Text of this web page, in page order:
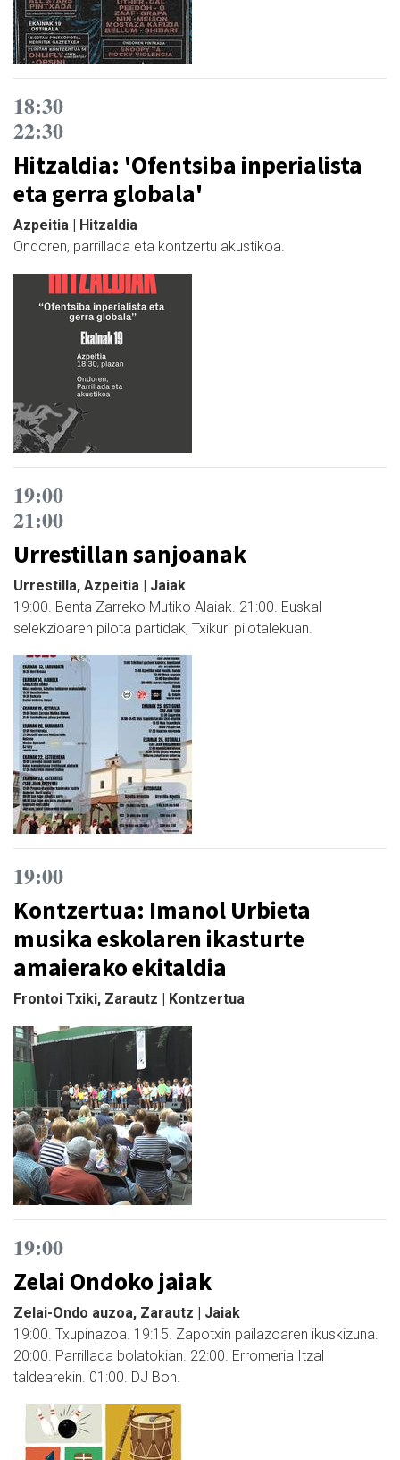
18:30
22:30
Hitzaldia: 'Ofentsiba inperialista
eta gerra globala'
Azpeitia | Hitzaldia
Ondoren, parrillada eta kontzertu akustikoa.
19:00
21:00
Urrestillan sanjoanak
Urrestilla, Azpeitia | Jaiak
19:00. Benta Zarreko Mutiko Alaiak. 21:00. Euskal
selekzioaren pilota partidak, Txikuri pilotalekuan.
19:00
Kontzertua: Imanol Urbieta
musika eskolaren ikasturte
amaierako ekitaldia
Frontoi Txiki, Zarautz | Kontzertua
19:00
Zelai Ondoko jaiak
Zelai-Ondo auzoa, Zarautz | Jaiak
19:00. Txupinazoa. 19:15. Zapotxin pailazoaren ikuskizuna.
20:00. Parrillada bolatokian. 22:00. Erromeria Itzal
taldearekin. 01:00. DJ Bon.